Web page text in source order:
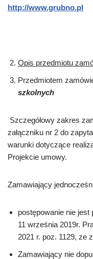
http://www.grubno.pl
Opis przedmiotu
Przedmiotem
szkolnych
Szczegółowy zakres
załączniku nr 2 do
warunki dotyczące
Projekcie umowy.
Zamawiający
postępowanie nie
11 września 2019r.
2021 r. poz. 1129, ze
Zamawiający nie